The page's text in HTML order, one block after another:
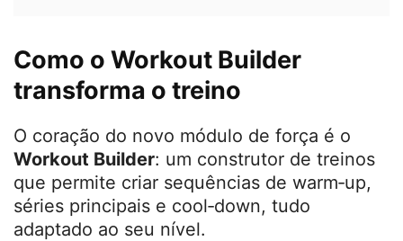
Como o Workout Builder
transforma o treino
O coração do novo módulo de força é o
Workout Builder: um construtor de treinos
que permite criar sequências de warm‑up,
séries principais e cool‑down, tudo
adaptado ao seu nível.